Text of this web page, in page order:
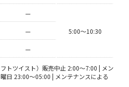
—
5:00〜10:30
—
—
トツイスト）販売中止 2:00～7:00 | メン
日 23:00～05:00 | メンテナンスによる